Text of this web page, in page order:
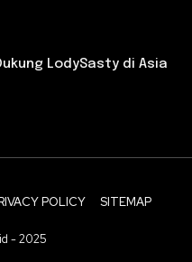
LodySasty di Asia
POLICY SITEMAP
- 2025